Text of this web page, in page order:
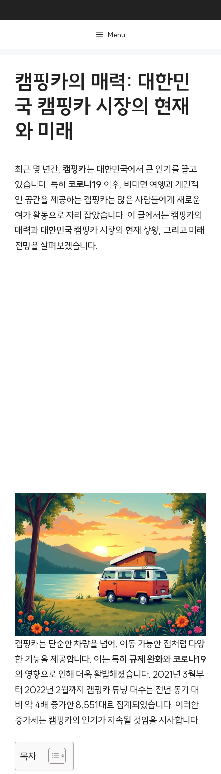
Menu
캠핑카의 매력: 대한민
국 캠핑카 시장의 현재
와 미래
최근 몇 년간, 캠핑카는 대한민국에서 큰 인기를 끌고
있습니다. 특히 코로나19 이후, 비대면 여행과 개인적
인 공간을 제공하는 캠핑카는 많은 사람들에게 새로운
여가 활동으로 자리 잡았습니다. 이 글에서는 캠핑카의
매력과 대한민국 캠핑카 시장의 현재 상황, 그리고 미래
전망을 살펴보겠습니다.
캠핑카는 단순한 차량을 넘어, 이동 가능한 집처럼 다양
한 기능을 제공합니다. 이는 특히 규제 완화와코로나19
의 영향으로 인해 더욱 활발해졌습니다. 2021년 3월부
터 2022년 2월까지 캠핑카 튜닝 대수는 전년 동기 대
비 약 4배 증가한 8,551대로 집계되었습니다. 이러한
증가세는 캠핑카의 인기가 지속될 것임을 시사합니다.
목차